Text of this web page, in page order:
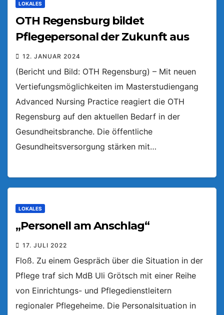
LOKALES
OTH Regensburg bildet
Pflegepersonal der Zukunft aus
12. JANUAR 2024
(Bericht und Bild: OTH Regensburg) – Mit neuen
Vertiefungsmöglichkeiten im Masterstudiengang
Advanced Nursing Practice reagiert die OTH
Regensburg auf den aktuellen Bedarf in der
Gesundheitsbranche. Die öffentliche
Gesundheitsversorgung stärken mit…
LOKALES
„Personell am Anschlag“
17. JULI 2022
Floß. Zu einem Gespräch über die Situation in der
Pflege traf sich MdB Uli Grötsch mit einer Reihe
von Einrichtungs- und Pflegedienstleitern
regionaler Pflegeheime. Die Personalsituation in